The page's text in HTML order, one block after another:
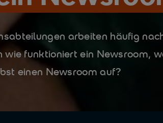
arbeiten häufig
wie funktioniert ein Newsroom,
einen Newsroom auf?